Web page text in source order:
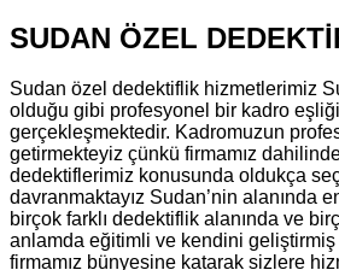
SUDAN ÖZEL
Sudan özel dedektiflik hizmetlerimiz
olduğu gibi profesyonel bir kadro
gerçekleşmektedir. Kadromuzun
getirmekteyiz çünkü firmamız
dedektiflerimiz konusunda oldukça
davranmaktayız Sudan’nin alanında
birçok farklı dedektiflik alanında ve
anlamda eğitimli ve kendini geliştirmiş
firmamız bünyesine katarak sizlere